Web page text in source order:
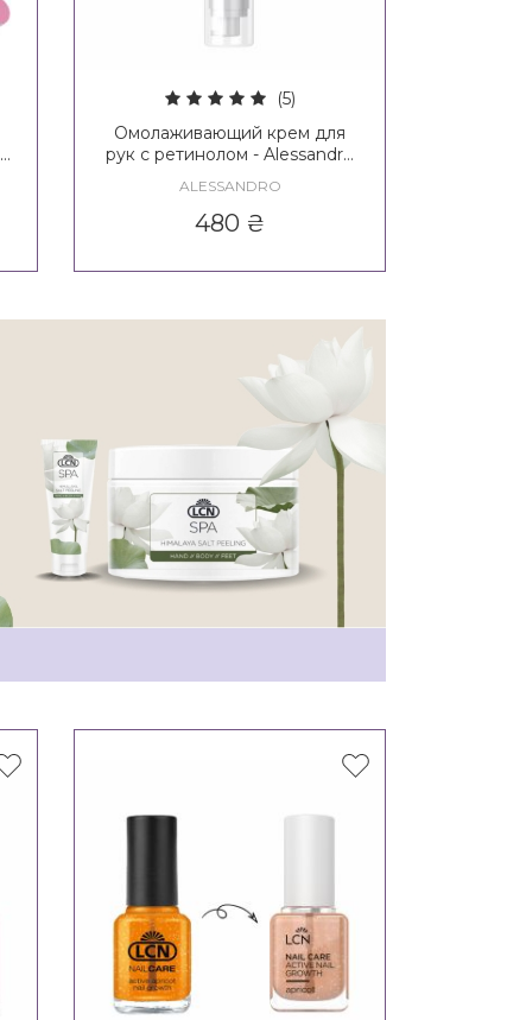
(5)
Омолаживающий крем для
рук с ретинолом - Alessandro
Aging Hand Cream
ALESSANDRO
480 ₴